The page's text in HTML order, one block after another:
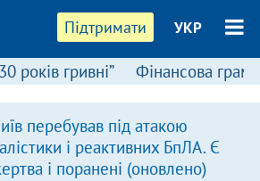
Підтримати УКР
років гривні” Фінансова
перебував під атакою
і реактивних БпЛА. Є
і поранені (оновлено)